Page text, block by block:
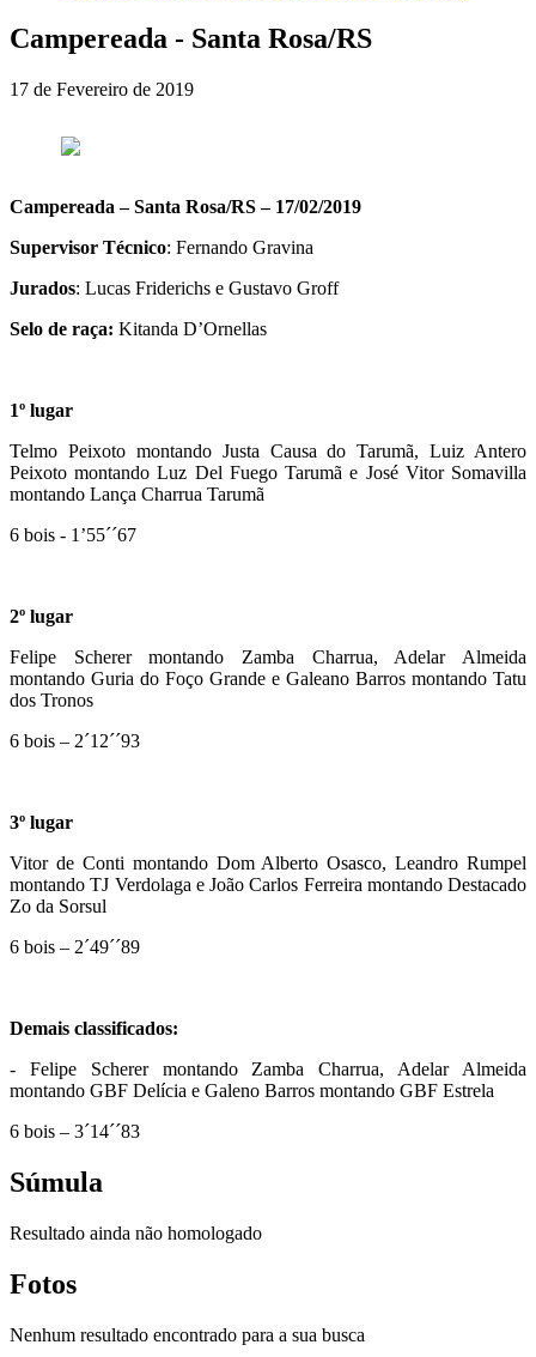
Campereada - Santa Rosa/RS
17 de Fevereiro de 2019
Campereada – Santa Rosa/RS – 17/02/2019
Supervisor Técnico: Fernando Gravina
Jurados: Lucas Friderichs e Gustavo Groff
Selo de raça: Kitanda D’Ornellas
1º lugar
Telmo Peixoto montando Justa Causa do Tarumã, Luiz Antero
Peixoto montando Luz Del Fuego Tarumã e José Vitor Somavilla
montando Lança Charrua Tarumã
6 bois - 1’55´´67
2º lugar
Felipe Scherer montando Zamba Charrua, Adelar Almeida
montando Guria do Foço Grande e Galeano Barros montando Tatu
dos Tronos
6 bois – 2´12´´93
3º lugar
Vitor de Conti montando Dom Alberto Osasco, Leandro Rumpel
montando TJ Verdolaga e João Carlos Ferreira montando Destacado
Zo da Sorsul
6 bois – 2´49´´89
Demais classificados:
- Felipe Scherer montando Zamba Charrua, Adelar Almeida
montando GBF Delícia e Galeno Barros montando GBF Estrela
6 bois – 3´14´´83
Súmula
Resultado ainda não homologado
Fotos
Nenhum resultado encontrado para a sua busca